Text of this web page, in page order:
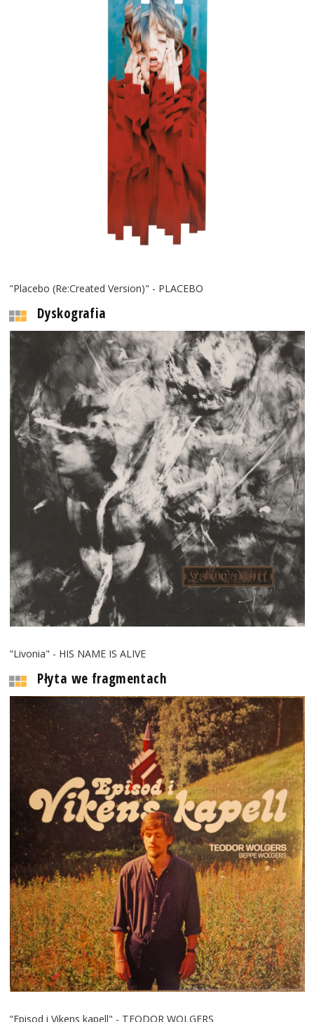
"Placebo (Re:Created Version)" - PLACEBO
Dyskografia
"Livonia" - HIS NAME IS ALIVE
Płyta we fragmentach
"Episod i Vikens kapell" - TEODOR WOLGERS